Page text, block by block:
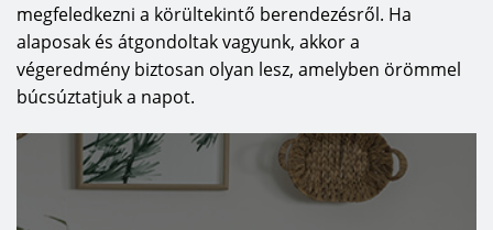
megfeledkezni a körültekintő berendezésről. Ha
alaposak és átgondoltak vagyunk, akkor a
végeredmény biztosan olyan lesz, amelyben örömmel
búcsúztatjuk a napot.